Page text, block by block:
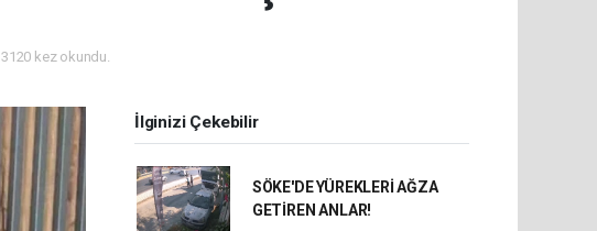
3120 kez okundu.
İlginizi Çekebilir
SÖKE'DE YÜREKLERİ AĞZA
GETİREN ANLAR!